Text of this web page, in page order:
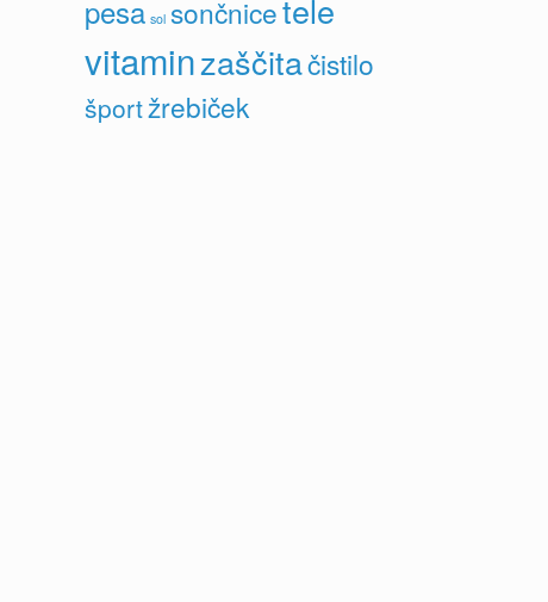
pesa sol sončnicetele
vitaminzaščitačistilo
športžrebiček